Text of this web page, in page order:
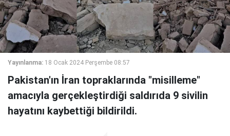
Yayınlanma: 18 Ocak 2024 Perşembe 08:57
Pakistan'ın İran topraklarında "misilleme"
amacıyla gerçekleştirdiği saldırıda 9 sivilin
hayatını kaybettiği bildirildi.